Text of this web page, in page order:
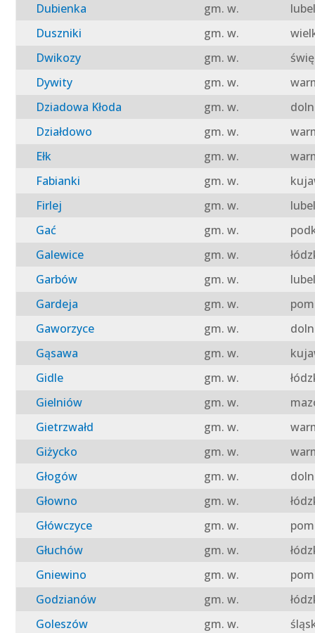
Dubienka
gm. w.
Duszniki
gm. w.
Dwikozy
gm. w.
Dywity
gm. w.
Dziadowa Kłoda
gm. w.
Działdowo
gm. w.
Ełk
gm. w.
Fabianki
gm. w.
Firlej
gm. w.
Gać
gm. w.
Galewice
gm. w.
Garbów
gm. w.
Gardeja
gm. w.
Gaworzyce
gm. w.
Gąsawa
gm. w.
Gidle
gm. w.
Gielniów
gm. w.
Gietrzwałd
gm. w.
Giżycko
gm. w.
Głogów
gm. w.
Głowno
gm. w.
Główczyce
gm. w.
Głuchów
gm. w.
Gniewino
gm. w.
Godzianów
gm. w.
Goleszów
gm. w.